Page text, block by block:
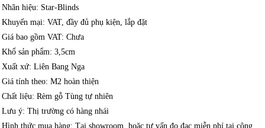
Nhãn hiệu: Star-Blinds
Khuyến mại: VAT, đầy đủ phụ kiện, lắp đặt
Giá bao gồm VAT: Chưa
Khổ sản phẩm: 3,5cm
Xuất xứ: Liên Bang Nga
Giá tính theo: M2 hoàn thiện
Chất liệu: Rèm gỗ Tùng tự nhiên
Lưu ý: Thị trường có hàng nhái
Hình thức mua hàng: Tại showroom, hoặc tư vấn đo đạc miễn phí tại công